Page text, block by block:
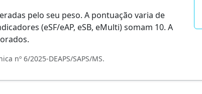
pelo seu peso. A pontuação varia de
(eSF/eAP, eSB, eMulti) somam 10. A
nº 6/2025-DEAPS/SAPS/MS.